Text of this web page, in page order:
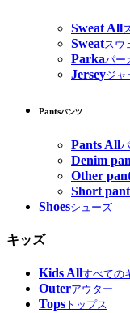
Sweat All
Sweatスウ
Parkaパー
Jerseyジャ
Pantsパンツ
Pants All
Denim
Other
Short
Shoesシューズ
キッズ
Kids Allすべての
Outerアウター
Tops トップス